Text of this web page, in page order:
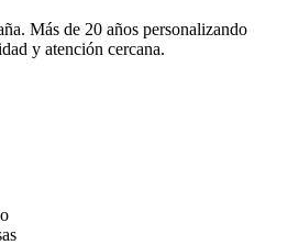
Más de 20 años personalizando
y atención cercana.